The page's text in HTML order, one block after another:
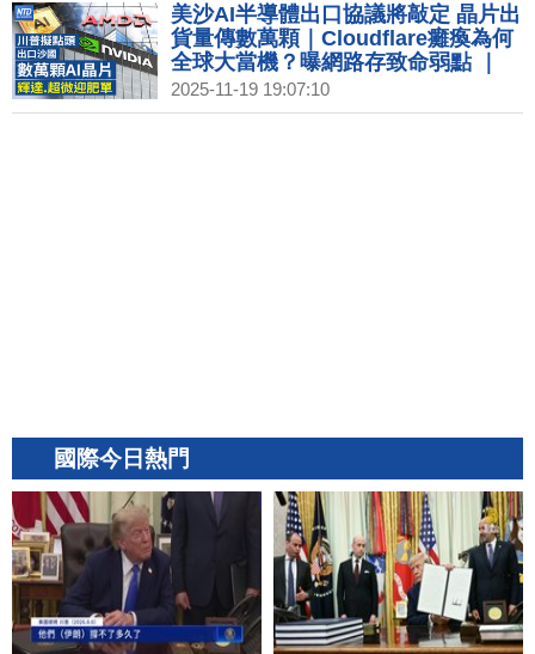
美沙AI半導體出口協議將敲定 晶片出
貨量傳數萬顆｜Cloudflare癱瘓為何
全球大當機？曝網路存致命弱點 ｜
N5改掛Foxtron品牌？裕隆回應納智
捷出售鴻海｜Google執行長：若AI
2025-11-19 19:07:10
國際今日熱門